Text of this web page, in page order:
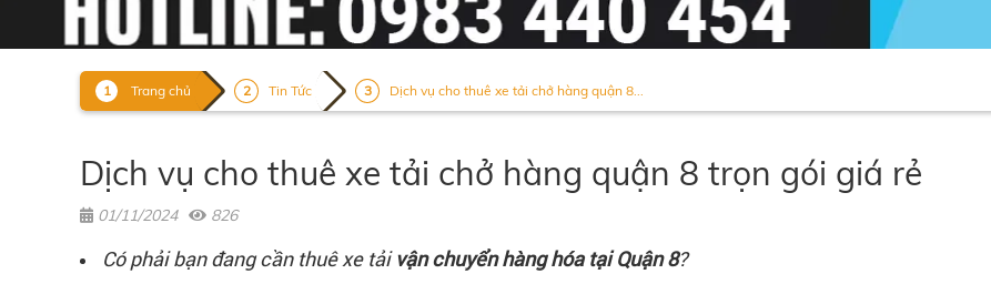
Trang chủ Tin Tức Dịch vụ cho thuê xe tải chở hàng quận 8...
Dịch vụ cho thuê xe tải chở hàng quận 8 trọn gói giá rẻ
01/11/2024 826
Có phải bạn đang cần thuê xe tảivận chuyển hàng hóa tại Quận 8?